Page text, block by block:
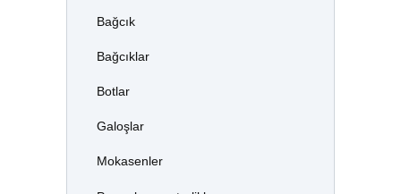
Bağcık
Bağcıklar
Botlar
Galoşlar
Mokasenler